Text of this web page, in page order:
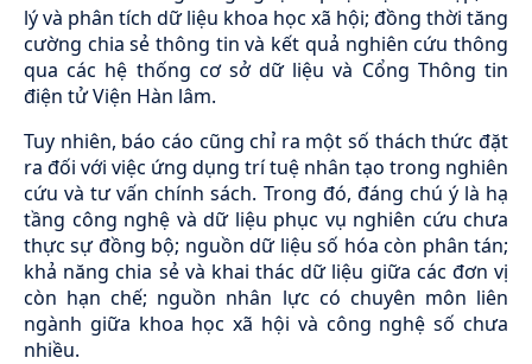
lý và phân tích dữ liệu khoa học xã hội; đồng thời tăng
cường chia sẻ thông tin và kết quả nghiên cứu thông
qua các hệ thống cơ sở dữ liệu và Cổng Thông tin
điện tử Viện Hàn lâm.
Tuy nhiên, báo cáo cũng chỉ ra một số thách thức đặt
ra đối với việc ứng dụng trí tuệ nhân tạo trong nghiên
cứu và tư vấn chính sách. Trong đó, đáng chú ý là hạ
tầng công nghệ và dữ liệu phục vụ nghiên cứu chưa
thực sự đồng bộ; nguồn dữ liệu số hóa còn phân tán;
khả năng chia sẻ và khai thác dữ liệu giữa các đơn vị
còn hạn chế; nguồn nhân lực có chuyên môn liên
ngành giữa khoa học xã hội và công nghệ số chưa
nhiều.